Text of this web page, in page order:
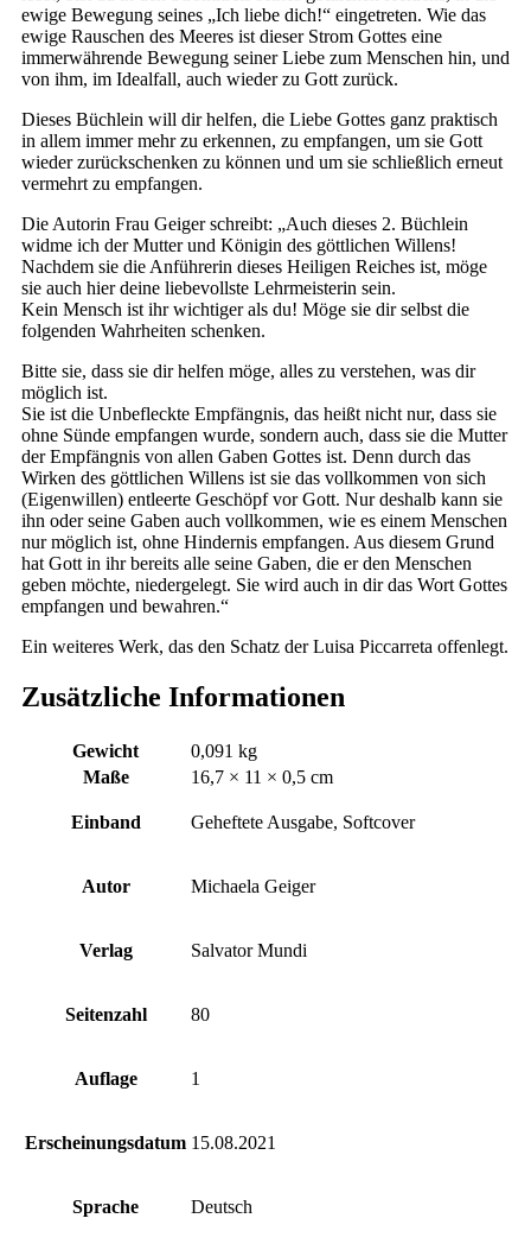
ewige Bewegung seines „Ich liebe dich!“ eingetreten. Wie das
ewige Rauschen des Meeres ist dieser Strom Gottes eine
immerwährende Bewegung seiner Liebe zum Menschen hin, und
von ihm, im Idealfall, auch wieder zu Gott zurück.
Dieses Büchlein will dir helfen, die Liebe Gottes ganz praktisch
in allem immer mehr zu erkennen, zu empfangen, um sie Gott
wieder zurückschenken zu können und um sie schließlich erneut
vermehrt zu empfangen.
Die Autorin Frau Geiger schreibt: „Auch dieses 2. Büchlein
widme ich der Mutter und Königin des göttlichen Willens!
Nachdem sie die Anführerin dieses Heiligen Reiches ist, möge
sie auch hier deine liebevollste Lehrmeisterin sein.
Kein Mensch ist ihr wichtiger als du! Möge sie dir selbst die
folgenden Wahrheiten schenken.
Bitte sie, dass sie dir helfen möge, alles zu verstehen, was dir
möglich ist.
Sie ist die Unbefleckte Empfängnis, das heißt nicht nur, dass sie
ohne Sünde empfangen wurde, sondern auch, dass sie die Mutter
der Empfängnis von allen Gaben Gottes ist. Denn durch das
Wirken des göttlichen Willens ist sie das vollkommen von sich
(Eigenwillen) entleerte Geschöpf vor Gott. Nur deshalb kann sie
ihn oder seine Gaben auch vollkommen, wie es einem Menschen
nur möglich ist, ohne Hindernis empfangen. Aus diesem Grund
hat Gott in ihr bereits alle seine Gaben, die er den Menschen
geben möchte, niedergelegt. Sie wird auch in dir das Wort Gottes
empfangen und bewahren.“
Ein weiteres Werk, das den Schatz der Luisa Piccarreta offenlegt.
Zusätzliche Informationen
Gewicht
0,091 kg
Maße
16,7 × 11 × 0,5 cm
Einband Geheftete Ausgabe, Softcover
Autor Michaela Geiger
Verlag Salvator Mundi
Seitenzahl 80
Auflage 1
Erscheinungsdatum 15.08.2021
Sprache Deutsch